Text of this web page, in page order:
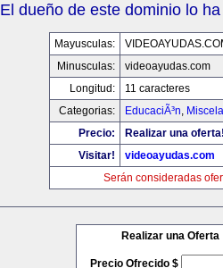
El dueño de este dominio lo
Mayusculas:
Minusculas:
videoayudas.com
Longitud:
11 caracteres
Categorias:
EducaciÃ³n,
Precio:
Realizar una
Visitar!
videoayudas.com
Serán consideradas
Realizar una Oferta
Precio Ofrecido $